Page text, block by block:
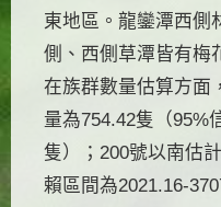
東地區。龍鑾潭西側
側、西側草潭皆有梅
在族群數量估算方面
量為754.42隻（95%
隻）；200號以南估
賴區間為2021.16-